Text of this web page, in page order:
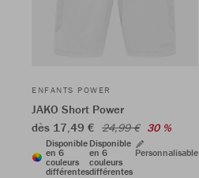
ENFANTS POWER
JAKO Short Power
dès 17,49 € 24,99 € 30 %
Disponible
en 6
couleurs
différentes
Disponible
en 6
couleurs
différentes
Personnalisable